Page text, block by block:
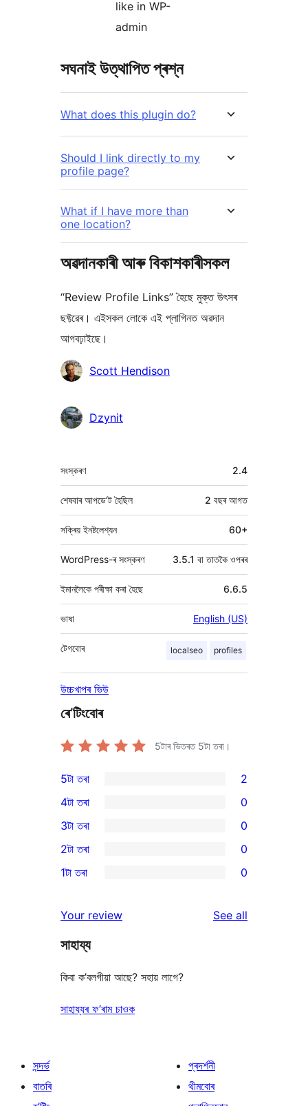
like in WP-
admin
সঘনাই উত্থাপিত প্ৰশ্ন
What does this plugin do?
Should I link directly to my
profile page?
What if I have more than
one location?
অৱদানকাৰী আৰু বিকাশকাৰীসকল
“Review Profile Links” হৈছে মুক্ত উৎসৰ
ছফ্টৱেৰ। এইসকল লোকে এই প্লাগিনত অৱদান
আগবঢ়াইছে।
অৱদানকাৰীসকলScott Hendison
Dzynit
মেটা 2.4
সংস্কৰণ
2 বছৰআগত
শেষবাৰ আপডে’ট হৈছিল
সক্ৰিয় ইনষ্টলেশ্যন 60+
WordPress-ৰ সংস্কৰণ 3.5.1 বা তাতকৈ ওপৰৰ
ইমানলৈকে পৰীক্ষা কৰা হৈছে 6.6.5
ভাষা English (US)
localseo profiles
টেগবোৰ
উচ্চখাপৰ ভিউ
ৰে’টিংবোৰ
5টাৰ ভিতৰত 5টা তৰা।
2
5-
star
reviews
5টা তৰা 2
4-
star
reviews
4টা তৰা 0
0
3-
star
3টা তৰা 0
2-
reviews
2টা তৰা 0
star
reviews
1টা তৰা 0
Your review See all
সাহায্য
কিবা ক’বলগীয়া আছে? সহায় লাগে?
সাহায্যৰ ফ’ৰাম চাওক
সন্দৰ্ভ
বাতৰি
প্ৰদৰ্শনী
থীমবোৰ